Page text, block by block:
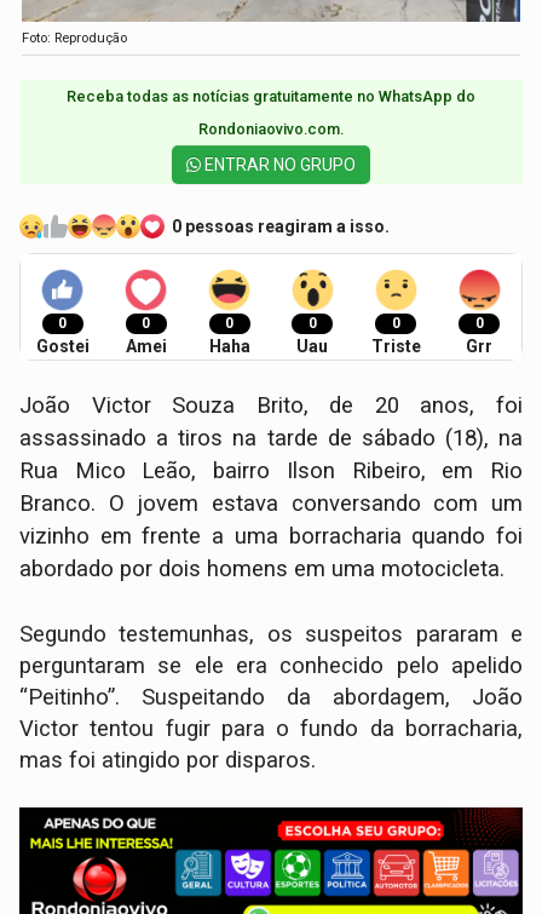
Foto: Reprodução
Receba todas as notícias gratuitamente no WhatsApp do
Rondoniaovivo.com.​
ENTRAR NO GRUPO
0 pessoas reagiram a isso.
0
Gostei
0
Amei
0
Haha
0
Uau
0
Triste
0
Grr
João Victor Souza Brito, de 20 anos, foi
assassinado a tiros na tarde de sábado (18), na
Rua Mico Leão, bairro Ilson Ribeiro, em Rio
Branco. O jovem estava conversando com um
vizinho em frente a uma borracharia quando foi
abordado por dois homens em uma motocicleta.
Segundo testemunhas, os suspeitos pararam e
perguntaram se ele era conhecido pelo apelido
“Peitinho”. Suspeitando da abordagem, João
Victor tentou fugir para o fundo da borracharia,
mas foi atingido por disparos.